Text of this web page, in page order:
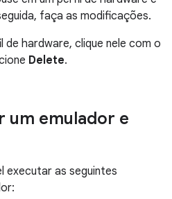
faça as modificações.
de hardware, clique nele com o
Delete.
um emulador e
executar as seguintes